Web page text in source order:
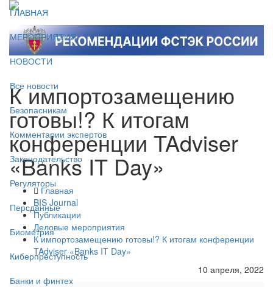
ГЛАВНАЯ
МЕРОПРИЯТИЯ
НОВОСТИ
Все новости
Безопасникам
Комментарии экспертов
Законодательство
Регуляторы
Персданные
Биометрия
Киберпреступность
Банки и финтех
К импортозамещению
готовы!? К итогам
конференции TAdviser
«Banks IT Day»
Главная
BIS Journal
Публикации
Деловые мероприятия
К импортозамещению готовы!? К итогам конференции
TAdviser «Banks IT Day»
10 апреля, 2022